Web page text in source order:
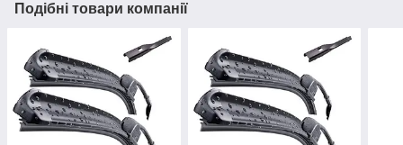
Подібні товари компанії